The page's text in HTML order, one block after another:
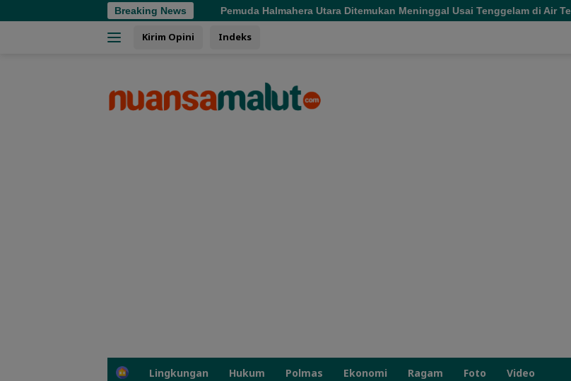
Breaking News
Pemuda Halmahera Utara Ditemukan Meninggal Usai Tenggelam di Air Terjun Jembatan Alam
Kirim Opini Indeks
H
Lingkungan Hukum Polmas Ekonomi Ragam Foto Video